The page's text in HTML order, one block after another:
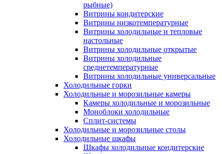
рыбные)
Витрины кондитерские
Витрины низкотемпературные
Витрины холодильные и тепловые
настольные
Витрины холодильные открытые
Витрины холодильные
среднетемпературные
Витрины холодильные универсальные
Холодильные горки
Холодильные и морозильные камеры
Камеры холодильные и морозильные
Моноблоки холодильные
Сплит-системы
Холодильные и морозильные столы
Холодильные шкафы
Шкафы холодильные кондитерские